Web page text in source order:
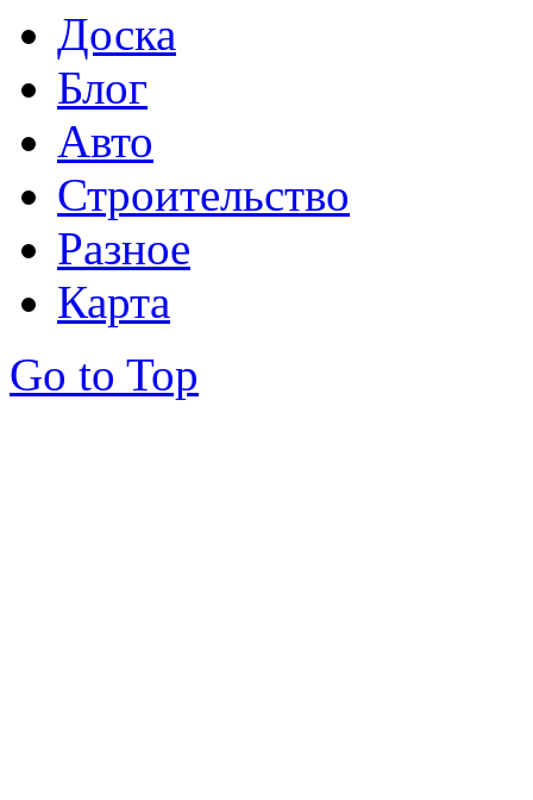
Доска
Блог
Авто
Строительство
Разное
Карта
Go to Top